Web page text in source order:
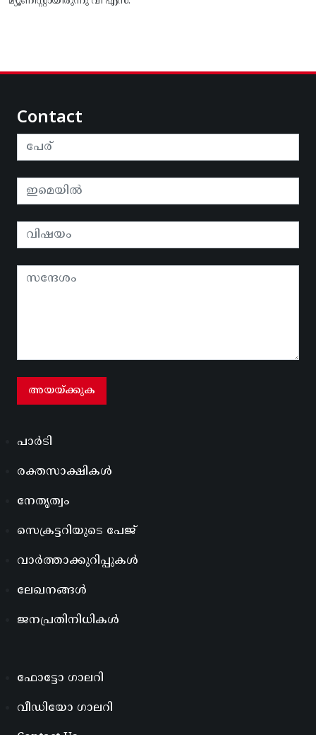
Contact
പാർടി
രക്തസാക്ഷികൾ
നേതൃത്വം
സെക്രട്ടറിയുടെ പേജ്
വാർത്താക്കുറിപ്പുകൾ
ലേഖനങ്ങൾ
ജനപ്രതിനിധികൾ
ഫോട്ടോ ഗാലറി
വീഡിയോ ഗാലറി